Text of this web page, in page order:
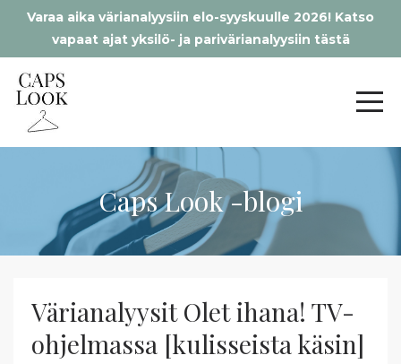
Varaa aika värianalyysiin elo-syyskuulle 2026! Katso
vapaat ajat yksilö- ja parivärianalyysiin tästä
Caps Look -blogi
Värianalyysit Olet ihana! TV-
ohjelmassa [kulisseista käsin]